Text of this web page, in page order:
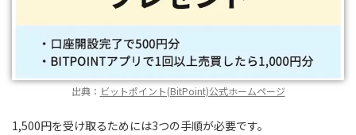
出典： ビットポイント(BitPoint)公式ホームページ
1,500円を受け取るためには3つの手順が必要です。